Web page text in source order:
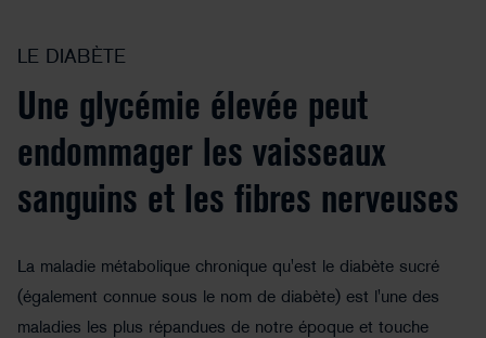
LE DIABÈTE
Une glycémie élevée peut
endommager les vaisseaux
sanguins et les fibres nerveuses
La maladie métabolique chronique qu'est le diabète sucré
(également connue sous le nom de diabète) est l'une des
maladies les plus répandues de notre époque et touche